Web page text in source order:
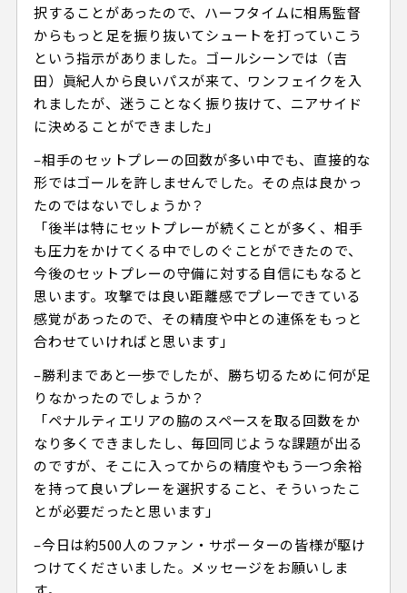
択することがあったので、ハーフタイムに相馬監督
からもっと足を振り抜いてシュートを打っていこう
という指示がありました。ゴールシーンでは（吉
田）眞紀人から良いパスが来て、ワンフェイクを入
れましたが、迷うことなく振り抜けて、ニアサイド
に決めることができました」
–相手のセットプレーの回数が多い中でも、直接的な
形ではゴールを許しませんでした。その点は良かっ
たのではないでしょうか？
「後半は特にセットプレーが続くことが多く、相手
も圧力をかけてくる中でしのぐことができたので、
今後のセットプレーの守備に対する自信にもなると
思います。攻撃では良い距離感でプレーできている
感覚があったので、その精度や中との連係をもっと
合わせていければと思います」
–勝利まであと一歩でしたが、勝ち切るために何が足
りなかったのでしょうか？
「ペナルティエリアの脇のスペースを取る回数をか
なり多くできましたし、毎回同じような課題が出る
のですが、そこに入ってからの精度やもう一つ余裕
を持って良いプレーを選択すること、そういったこ
とが必要だったと思います」
–今日は約500人のファン・サポーターの皆様が駆け
つけてくださいました。メッセージをお願いしま